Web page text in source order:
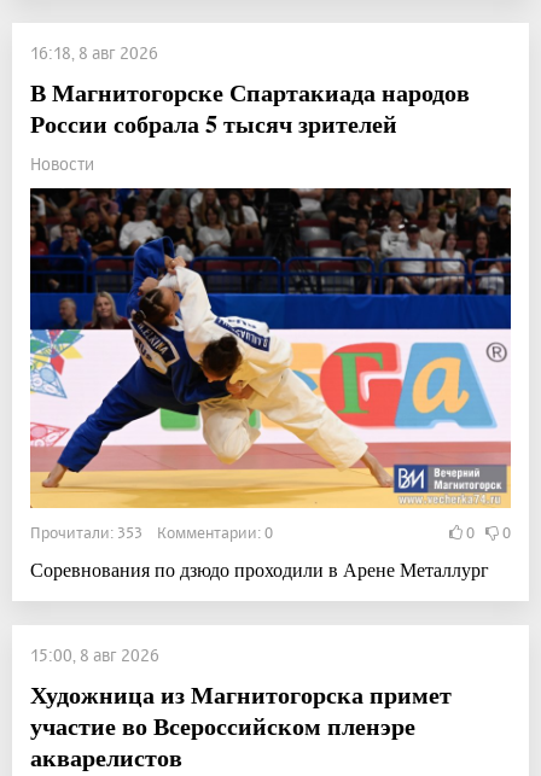
16:18, 8 авг 2026
В Магнитогорске Спартакиада народов
России собрала 5 тысяч зрителей
Новости
Прочитали: 353 Комментарии: 0 0 0
Соревнования по дзюдо проходили в Арене Металлург
15:00, 8 авг 2026
Художница из Магнитогорска примет
участие во Всероссийском пленэре
акварелистов